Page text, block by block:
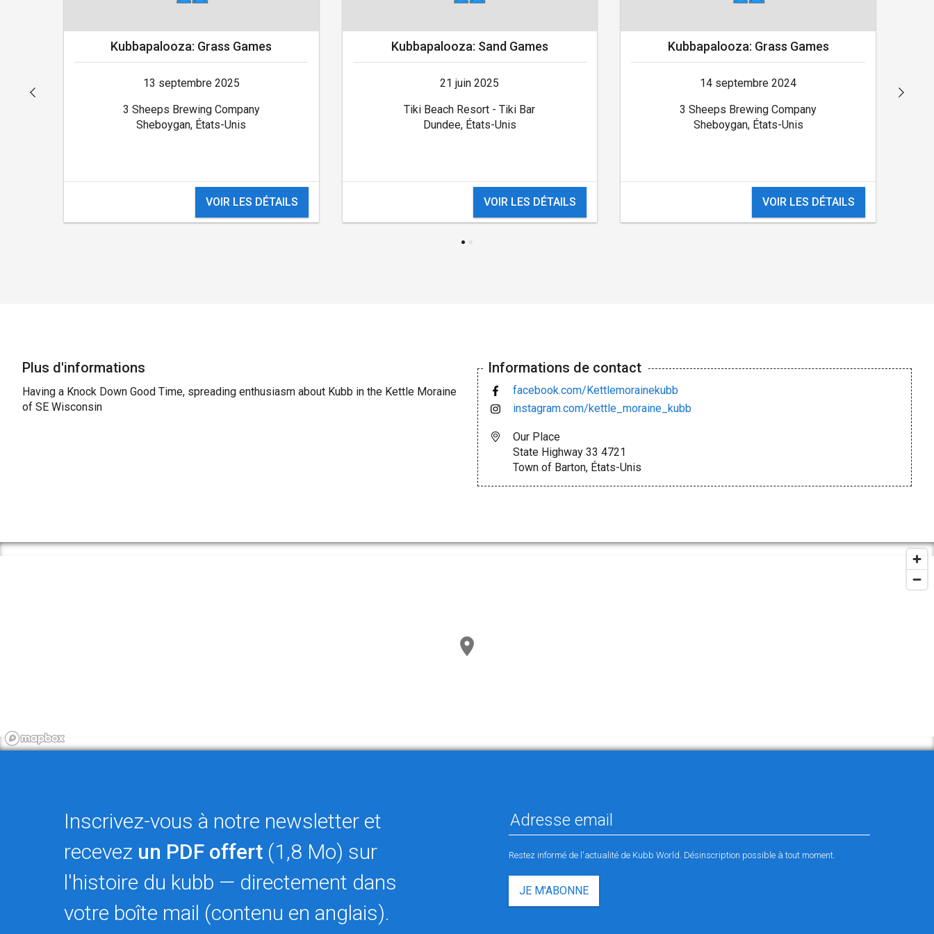
Kubbapalooza: Grass Games
13 septembre 2025
3 Sheeps Brewing Company
Sheboygan, États-Unis
VOIR LES DÉTAILS
Kubbapalooza: Sand Games
21 juin 2025
Tiki Beach Resort - Tiki Bar
Dundee, États-Unis
VOIR LES DÉTAILS
Kubbapalooza: Grass Games
14 septembre 2024
3 Sheeps Brewing Company
Sheboygan, États-Unis
VOIR LES DÉTAILS
Plus d'informations
Having a Knock Down Good Time, spreading enthusiasm about Kubb in the Kettle Moraine
of SE Wisconsin
Informations de contact
facebook.com/Kettlemorainekubb
instagram.com/kettle_moraine_kubb
Our Place
State Highway 33 4721
Town of Barton, États-Unis
Inscrivez-vous à notre newsletter et
recevez un PDF offert (1,8 Mo) sur
l'histoire du kubb — directement dans
votre boîte mail (contenu en anglais).
Restez informé de l'actualité de Kubb World. Désinscription possible à tout moment.
JE M'ABONNE